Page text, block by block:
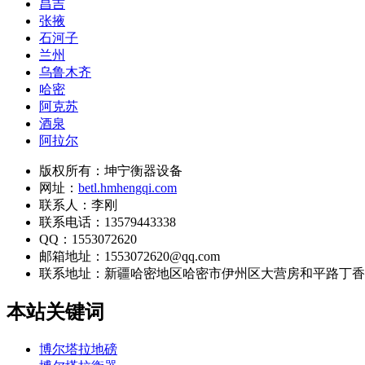
昌吉
张掖
石河子
兰州
乌鲁木齐
哈密
阿克苏
酒泉
阿拉尔
版权所有：坤宁衡器设备
网址： betl.hmhengqi.com
联系人：李刚
联系电话：13579443338
QQ：1553072620
邮箱地址：1553072620@qq.com
联系地址： 新疆哈密地区哈密市伊州区大营房和平路丁
本站关键词
博尔塔拉地磅